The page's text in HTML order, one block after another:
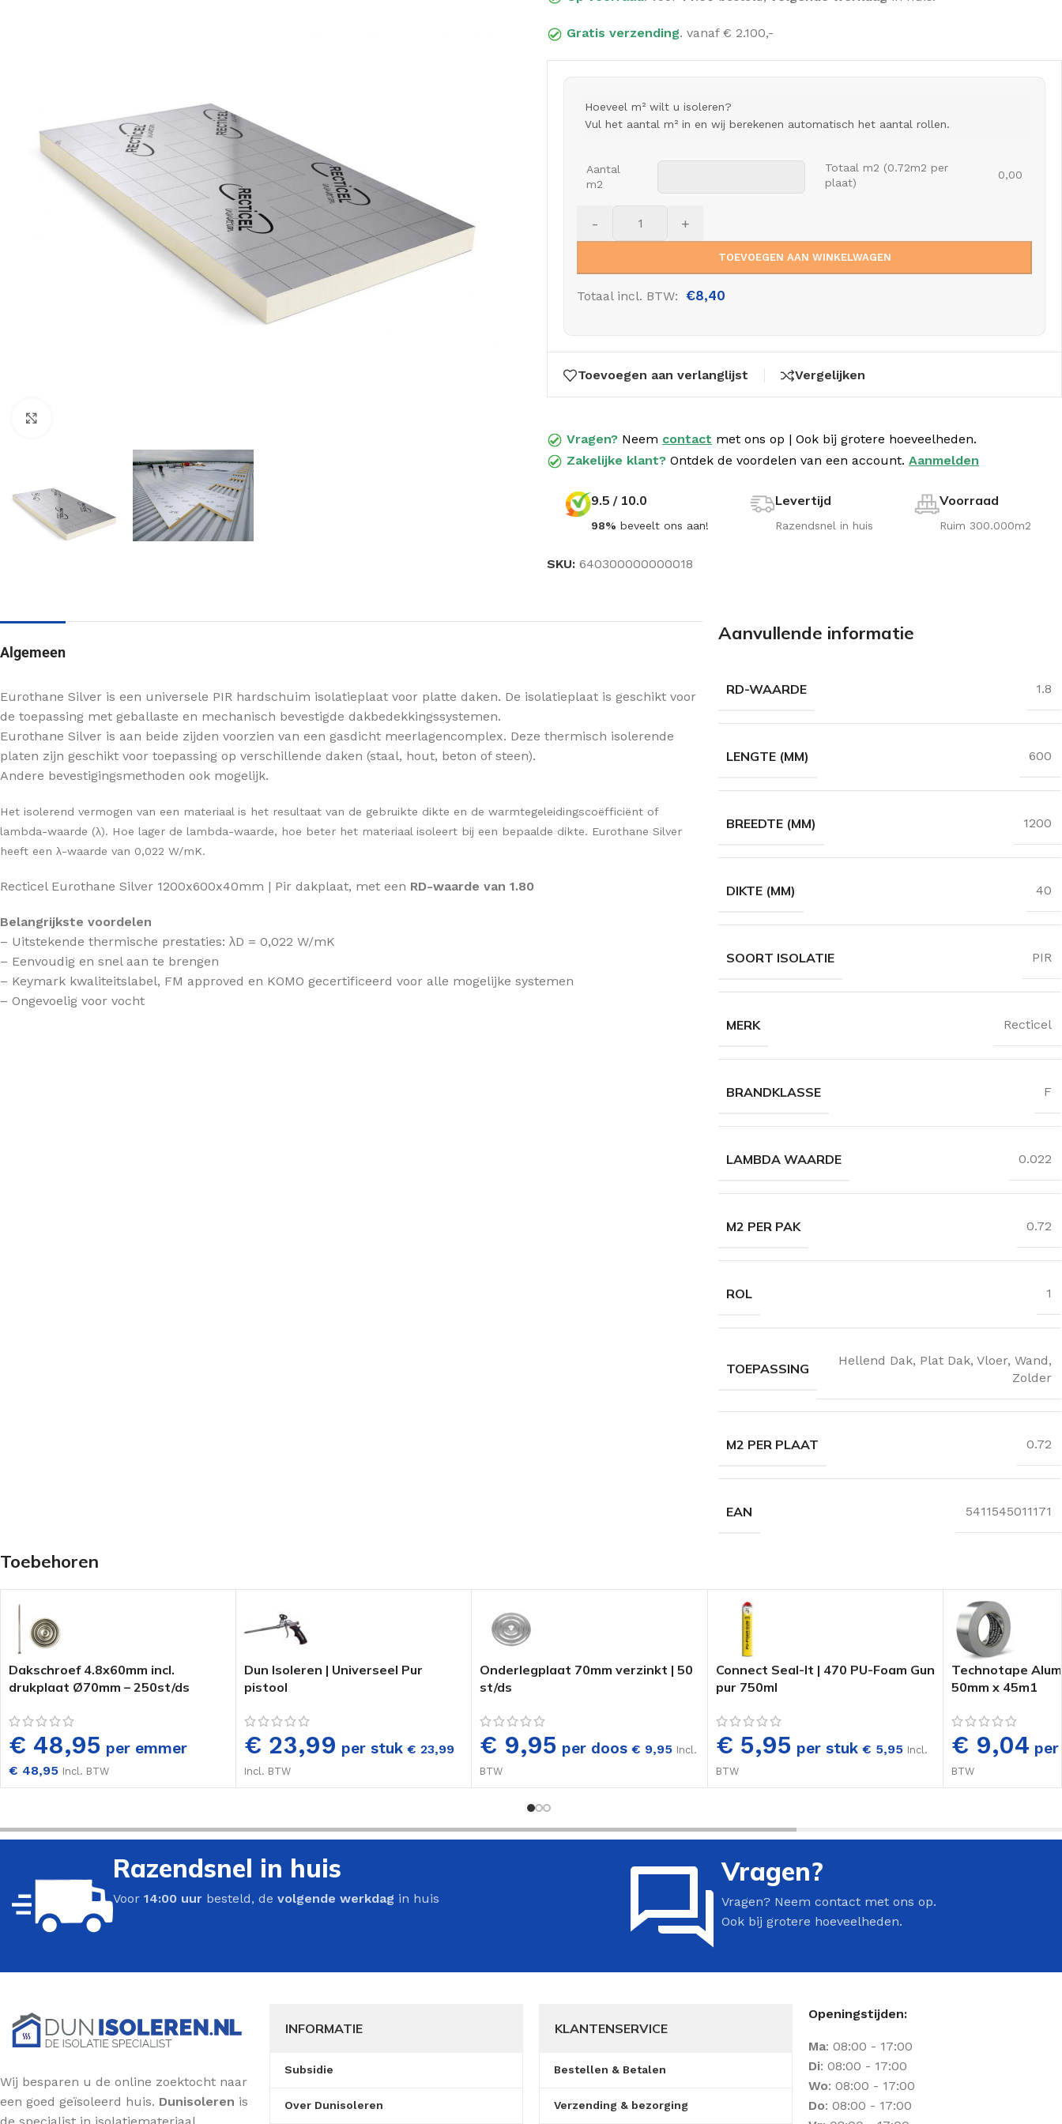
Buitenmuur isolatie
DAKISOLATIE
Hellend dak isolatie
VLOERISOLATIE
Betonvloer isolatie
Houtenvloer isolatie
OVERIGE ISOLATIE
Funderings isolatie
NIEUW
Knauf Naturoll
032, 033, 035 en 037
Bekijk assortiment
Gratis verzending. vanaf € 2.100,-
Hoeveel m² wilt u isoleren?
Vul het aantal m² in en wij berekenen automatisch het aantal rollen.
Aantal
m2
Totaal m2 (0.72m2 per
plaat)
0,00
- +
TOEVOEGEN AAN WINKELWAGEN
Totaal incl. BTW: €8,40
Toevoegen aan verlanglijst Vergelijken
Vragen? Neem contact met ons op | Ook bij grotere hoeveelheden.
Zakelijke klant? Ontdek de voordelen van een account. Aanmelden
9.5 / 10.0
98% beveelt ons aan!
Levertijd
Razendsnel in huis
Voorraad
Ruim 300.000m2
SKU: 640300000000018
Algemeen
Eurothane Silver is een universele PIR hardschuim isolatieplaat voor platte daken. De isolatieplaat is geschikt voor
de toepassing met geballaste en mechanisch bevestigde dakbedekkingssystemen.
Eurothane Silver is aan beide zijden voorzien van een gasdicht meerlagencomplex. Deze thermisch isolerende
platen zijn geschikt voor toepassing op verschillende daken (staal, hout, beton of steen).
Andere bevestigingsmethoden ook mogelijk.
Het isolerend vermogen van een materiaal is het resultaat van de gebruikte dikte en de warmtegeleidingscoëfficiënt of
lambda-waarde (λ). Hoe lager de lambda-waarde, hoe beter het materiaal isoleert bij een bepaalde dikte. Eurothane Silver
heeft een λ-waarde van 0,022 W/mK.
Recticel Eurothane Silver 1200x600x40mm | Pir dakplaat, met een RD-waarde van 1.80
Belangrijkste voordelen
– Uitstekende thermische prestaties: λD = 0,022 W/mK
– Eenvoudig en snel aan te brengen
– Keymark kwaliteitslabel, FM approved en KOMO gecertificeerd voor alle mogelijke systemen
– Ongevoelig voor vocht
Aanvullende informatie
RD-WAARDE 1.8
LENGTE (MM) 600
BREEDTE (MM) 1200
DIKTE (MM) 40
SOORT ISOLATIE PIR
MERK Recticel
BRANDKLASSE F
LAMBDA WAARDE 0.022
M2 PER PAK 0.72
ROL 1
TOEPASSING
Hellend Dak, Plat Dak,Vloer,Wand,
Zolder
M2 PER PLAAT 0.72
EAN 5411545011171
Toebehoren
Dakschroef 4.8x60mm incl.
drukplaat Ø70mm – 250st/ds
€ 48,95 per emmer
€ 48,95 Incl. BTW
Dun Isoleren | Universeel Pur
pistool
€ 23,99 per stuk € 23,99
Incl. BTW
Onderlegplaat 70mm verzinkt | 50
st/ds
€ 9,95 per doos € 9,95 Incl.
BTW
Connect Seal-It | 470 PU-Foam Gun
pur 750ml
€ 5,95 per stuk € 5,95 Incl.
BTW
Technotape
50mm x 45m1
€ 9,04
BTW
Razendsnel in huis
Voor 14:00 uur besteld, de volgende werkdag in huis
Vragen?
Vragen? Neem contact met ons op.
Ook bij grotere hoeveelheden.
Wij besparen u de online zoektocht naar
een goed geïsoleerd huis. Dunisoleren is
de specialist in isolatiemateriaal.
INFORMATIE
Subsidie
Over Dunisoleren
KLANTENSERVICE
Bestellen & Betalen
Verzending & bezorging
Openingstijden:
Ma: 08:00 - 17:00
Di: 08:00 - 17:00
Wo: 08:00 - 17:00
Do: 08:00 - 17:00